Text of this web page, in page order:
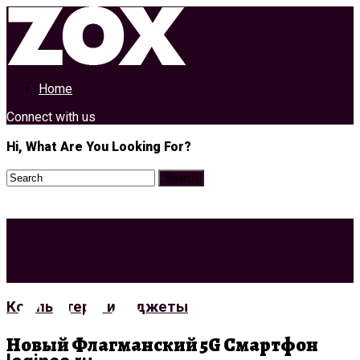
Home
Connect with us
Hi, What Are You Looking For?
Компьютеры и гаджеты
Новый Флагманский 5G Смартфон